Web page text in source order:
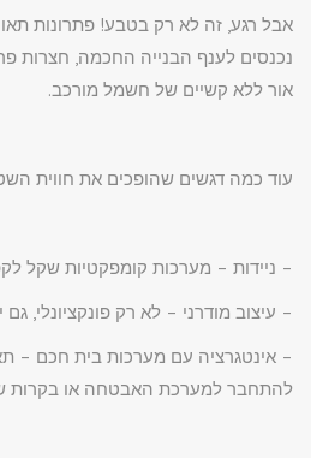
אבל רגע, זה לא רק בטבע! פתרונות
נכנסים לענף הבנייה החכמה, חצרות
אור ללא קשיים של חשמל מורכב.
עוד כמה דגשים שהופכים את חווית
– ניידות – מערכות קומפקטיות שקל
– עיצוב מודרני – לא רק פונקציונלי, גם
– אינטגרציה עם מערכות בית חכם –
להתחבר למערכת האבטחה או בקרות